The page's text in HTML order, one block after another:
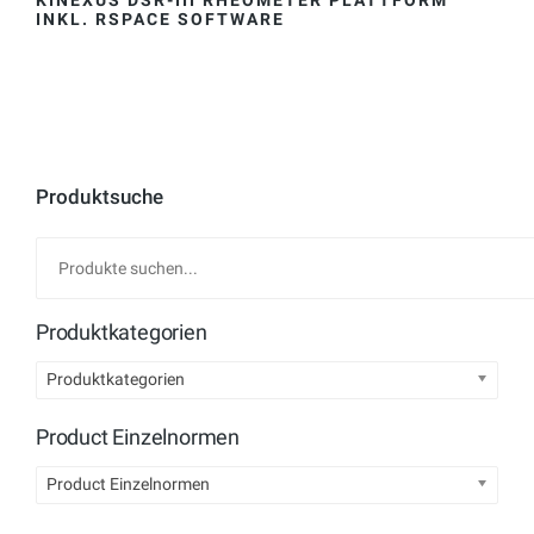
INKL. RSPACE SOFTWARE
Produktsuche
Produktkategorien
Produktkategorien
Product Einzelnormen
Product Einzelnormen